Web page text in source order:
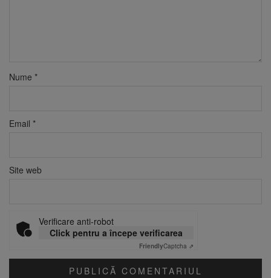
Nume *
Email *
Site web
Verificare anti-robot
Click pentru a începe verificarea
FriendlyCaptcha ⇗